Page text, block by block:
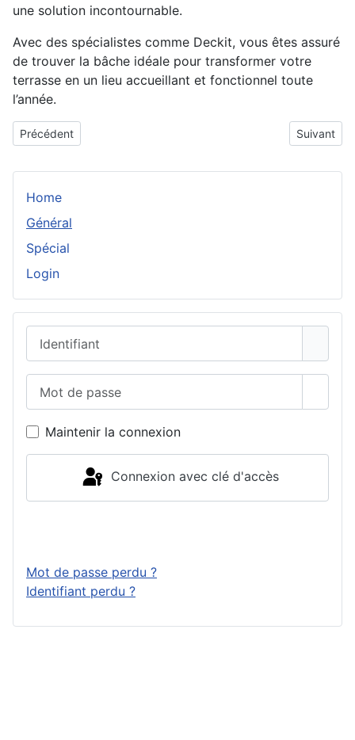
une solution incontournable.
Avec des spécialistes comme Deckit, vous êtes assuré
de trouver la bâche idéale pour transformer votre
terrasse en un lieu accueillant et fonctionnel toute
l’année.
Article précédent : Private driver à Paris : le choix du confort et
Précédent Article
Suivant
Home
Général
Spécial
Login
Maintenir la connexion
Connexion avec clé d'accès
Mot de passe perdu ?
Identifiant perdu ?